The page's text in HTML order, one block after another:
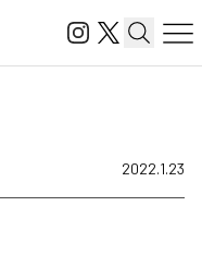
2022.1.23